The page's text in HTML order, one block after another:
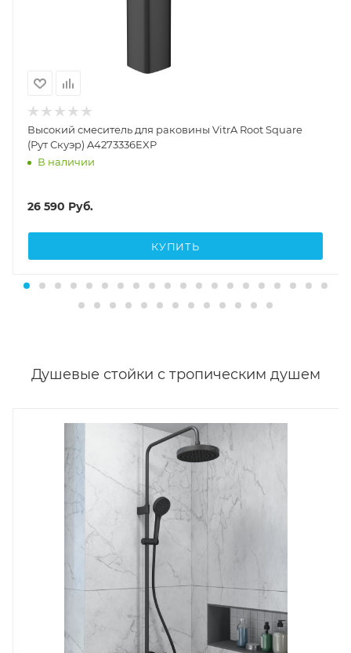
Высокий смеситель для раковины VitrA Root Square
(Рут Скуэр) A4273336EXP
В наличии
26 590 Руб.
КУПИТЬ
Душевые стойки с тропическим душем